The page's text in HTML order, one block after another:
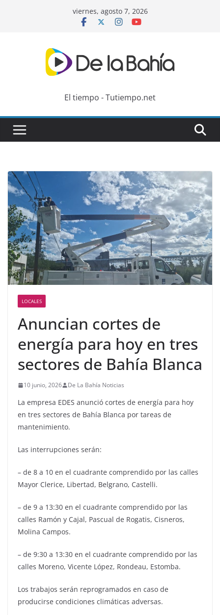
viernes, agosto 7, 2026
El tiempo - Tutiempo.net
LOCALES
Anuncian cortes de
energía para hoy en tres
sectores de Bahía Blanca
10 junio, 2026 De La Bahía Noticias
La empresa EDES anunció cortes de energía para hoy
en tres sectores de Bahía Blanca por tareas de
mantenimiento.
Las interrupciones serán:
– de 8 a 10 en el cuadrante comprendido por las calles
Mayor Clerice, Libertad, Belgrano, Castelli.
– de 9 a 13:30 en el cuadrante comprendido por las
calles Ramón y Cajal, Pascual de Rogatis, Cisneros,
Molina Campos.
– de 9:30 a 13:30 en el cuadrante comprendido por las
calles Moreno, Vicente López, Rondeau, Estomba.
Los trabajos serán reprogramados en caso de
producirse condiciones climáticas adversas.